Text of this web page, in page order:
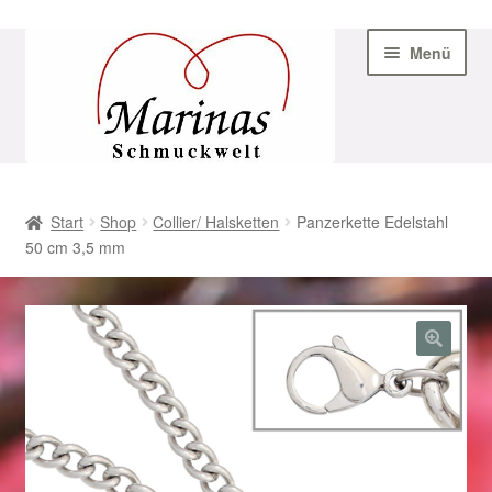
Navigation
Menü
AGB
Beispiel-Seite
Datenschutz
Geschenke zu Ostern 2023
Geschenke zu Ostern 2024
Start Shop Collier/ Halsketten
Panzerkette Edelstahl
50 cm 3,5 mm